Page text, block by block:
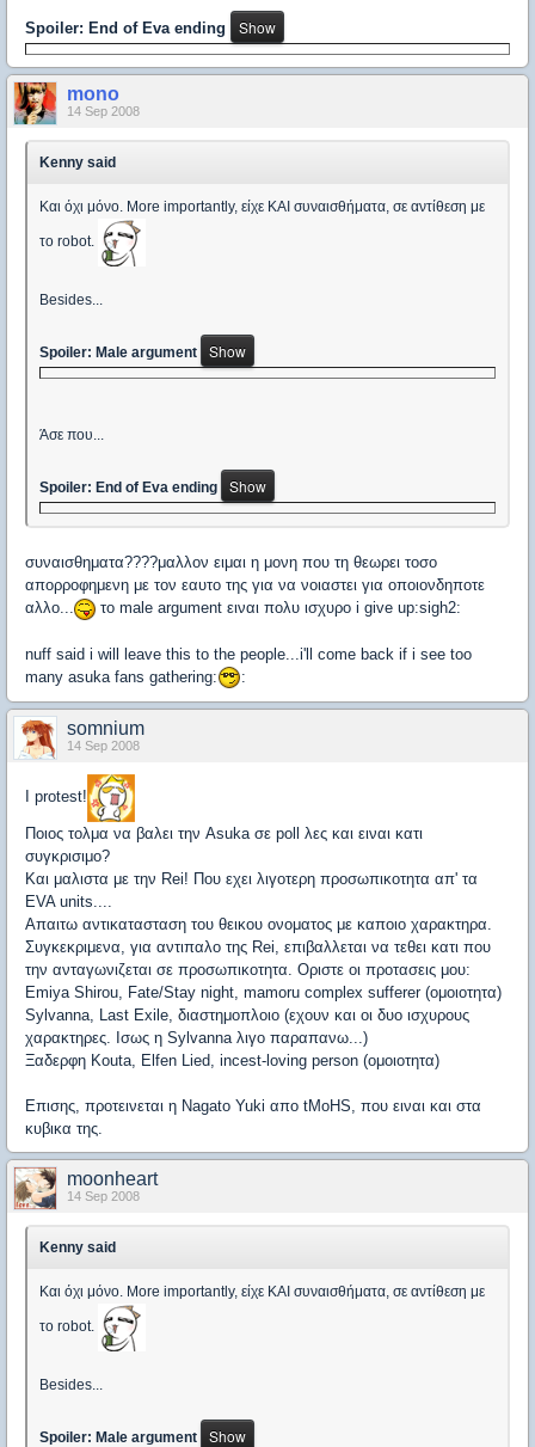
Spoiler: End of Eva ending
mono
14 Sep 2008
Kenny said
Και όχι μόνο. More importantly, είχε ΚΑΙ συναισθήματα, σε αντίθεση με
το robot.
Besides...
Spoiler: Male argument
Άσε που...
Spoiler: End of Eva ending
συναισθηματα????μαλλον ειμαι η μονη που τη θεωρει τοσο
απορροφημενη με τον εαυτο της για να νοιαστει για οποιονδηποτε
αλλο...
το male argument ειναι πολυ ισχυρο i give up:sigh2:
nuff said i will leave this to the people...i'll come back if i see too
many asuka fans gathering:
:
somnium
14 Sep 2008
I protest!
Ποιος τολμα να βαλει την Asuka σε poll λες και ειναι κατι
συγκρισιμο?
Και μαλιστα με την Rei! Που εχει λιγοτερη προσωπικοτητα απ' τα
EVA units....
Απαιτω αντικατασταση του θεικου ονοματος με καποιο χαρακτηρα.
Συγκεκριμενα, για αντιπαλο της Rei, επιβαλλεται να τεθει κατι που
την ανταγωνιζεται σε προσωπικοτητα. Οριστε οι προτασεις μου:
Emiya Shirou, Fate/Stay night, mamoru complex sufferer (ομοιοτητα)
Sylvanna, Last Exile, διαστημοπλοιο (εχουν και οι δυο ισχυρους
χαρακτηρες. Ισως η Sylvanna λιγο παραπανω...)
Ξαδερφη Kouta, Elfen Lied, incest-loving person (ομοιοτητα)
Επισης, προτεινεται η Nagato Yuki απο tMoHS, που ειναι και στα
κυβικα της.
moonheart
14 Sep 2008
Kenny said
Και όχι μόνο. More importantly, είχε ΚΑΙ συναισθήματα, σε αντίθεση με
το robot.
Besides...
Spoiler: Male argument